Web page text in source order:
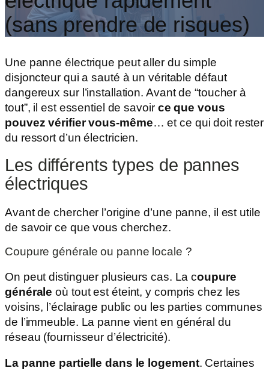
(sans prendre de risques)
Une panne électrique peut aller du simple
disjoncteur qui a sauté à un véritable défaut
dangereux sur l’installation. Avant de “toucher à
tout”, il est essentiel de savoir ce que vous
pouvez vérifier vous-même… et ce qui doit rester
du ressort d’un électricien.
Les différents types de pannes
électriques
Avant de chercher l’origine d’une panne, il est utile
de savoir ce que vous cherchez.
Coupure générale ou panne locale ?
On peut distinguer plusieurs cas. La coupure
générale où tout est éteint, y compris chez les
voisins, l’éclairage public ou les parties communes
de l’immeuble. La panne vient en général du
réseau (fournisseur d’électricité).
La panne partielle dans le logement. Certaines